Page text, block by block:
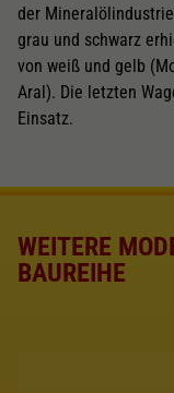
der
grau und schwarz
von weiß und gelb
Aral). Die letzten
Einsatz.
WEITERE
BAUREIHE